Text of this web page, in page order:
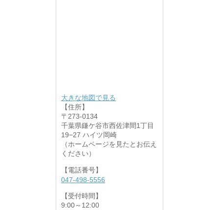
大きな地図で見る
【住所】
〒273-0134
千葉県鎌ケ谷市西佐津間1丁目
19−27 ハイツ岡崎
（ホームページを見たとお伝え
ください）
【電話番号】
047-498-5556
【受付時間】
9:00～12:00